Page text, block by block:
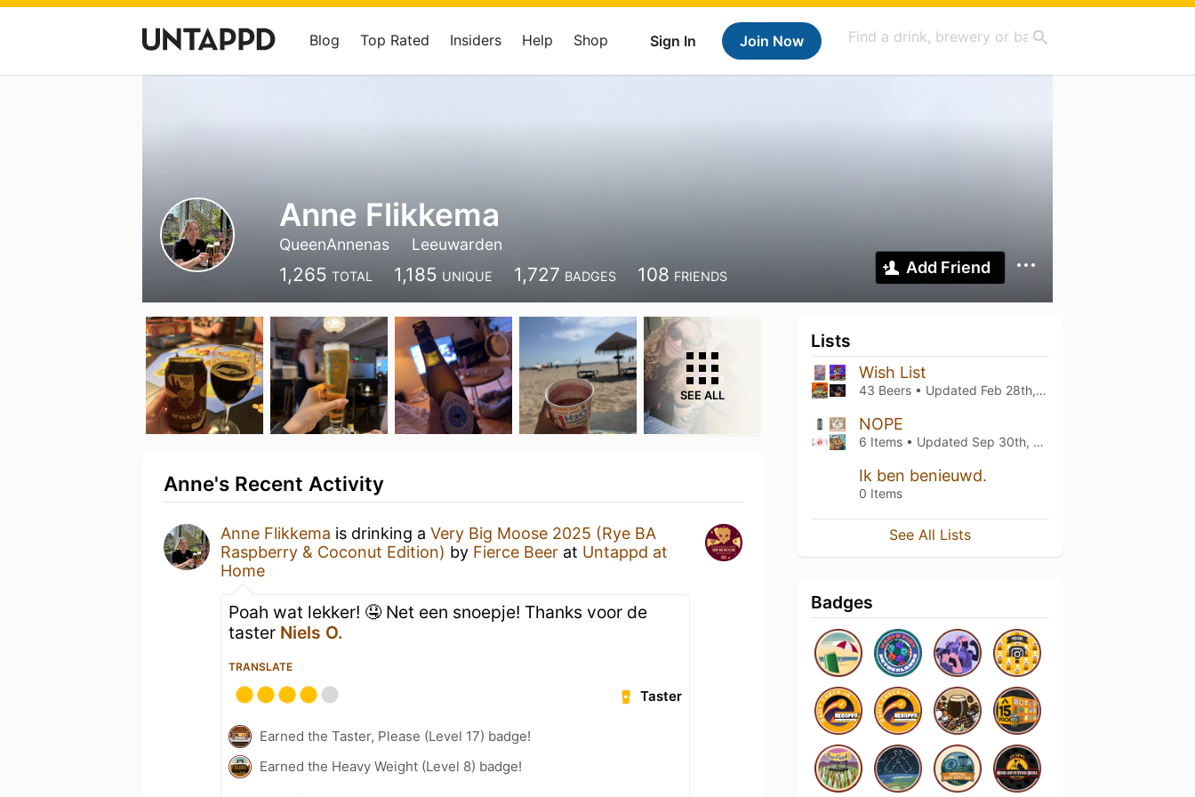
Sign In Join Now
Blog Top Rated Insiders Help Shop
Anne Flikkema
QueenAnnenas Leeuwarden
1,265 TOTAL 1,185 UNIQUE 1,727 BADGES 108 FRIENDS Add Friend
SEE ALL
Anne's Recent Activity
Anne Flikkema is drinking a Very Big Moose 2025 (Rye BA
Raspberry & Coconut Edition) by Fierce Beer at Untappd at
Home
Poah wat lekker! 🤤 Net een snoepje! Thanks voor de
taster Niels O.
TRANSLATE
Taster
Earned the Taster, Please (Level 17) badge!
Earned the Heavy Weight (Level 8) badge!
Lists
Wish List
43 Beers • Updated Feb 28th, 2026
NOPE
6 Items • Updated Sep 30th, 2019
Ik ben benieuwd.
0 Items
See All Lists
Badges